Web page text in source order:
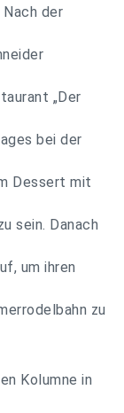
der
„Der
bei der
Dessert mit
sein. Danach
um ihren
zu
Kolumne in